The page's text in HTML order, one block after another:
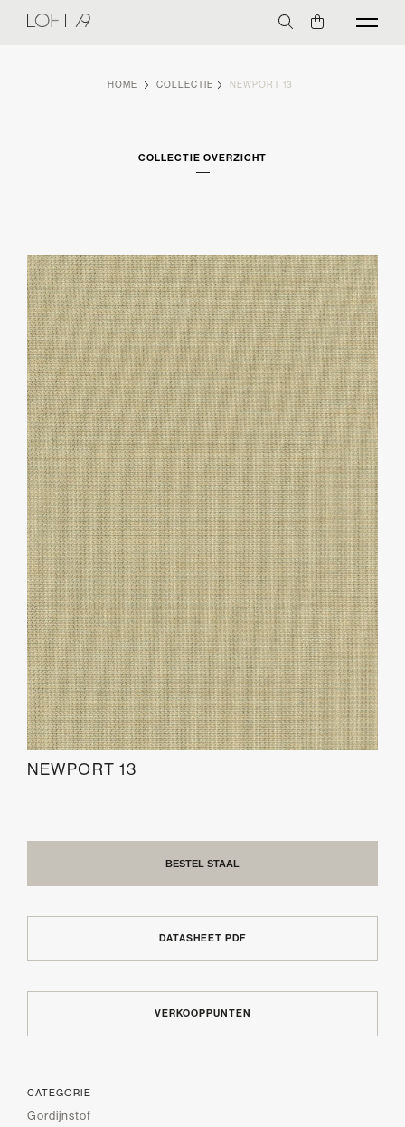
HOME COLLECTIE NEWPORT 13
COLLECTIE OVERZICHT
NEWPORT 13
BESTEL STAAL
DATASHEET PDF
VERKOOPPUNTEN
CATEGORIE
Gordijnstof